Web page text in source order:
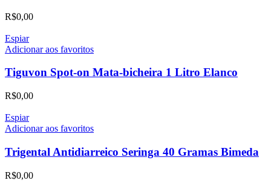
R$0,00
Espiar
Adicionar aos favoritos
Tiguvon Spot-on Mata-bicheira 1 Litro Elanco
R$0,00
Espiar
Adicionar aos favoritos
Trigental Antidiarreico Seringa 40 Gramas Bimeda
R$0,00